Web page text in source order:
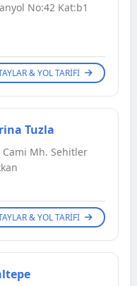
No:42 Kat:b1
& YOL TARIFI
Tuzla
Mh. Sehitler
& YOL TARIFI